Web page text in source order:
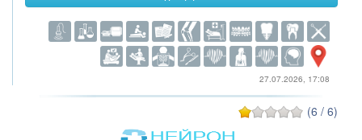
27.07.2026, 17:08
(6 / 6)